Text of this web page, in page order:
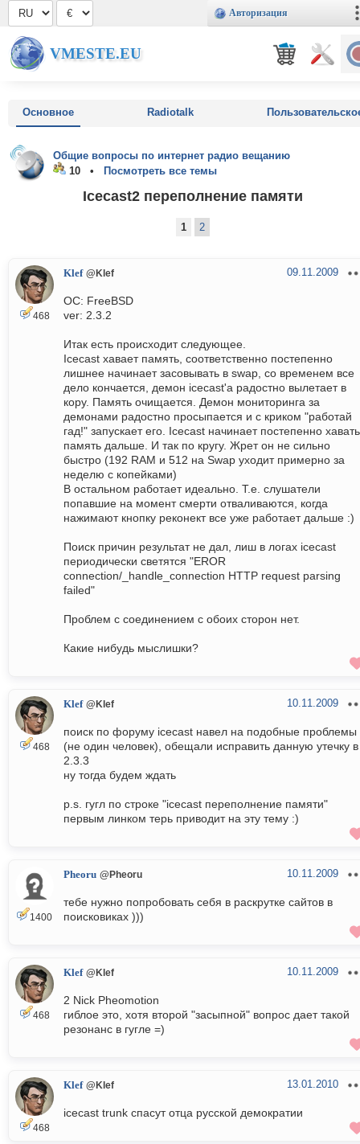
Авторизация
VMESTE.EU
Основное Radiotalk
Общие вопросы по интернет радио вещанию
10 •
Посмотреть все темы
Icecast2 переполнение памяти
1 2
468
Klef @Klef 09.11.2009
ОС: FreeBSD
ver: 2.3.2
Итак есть происходит следующее.
Icecast хавает память, соответственно постепенно
лишнее начинает засовывать в swap, со временем все
дело кончается, демон icecast'а радостно вылетает в
кору. Память очищается. Демон мониторинга за
демонами радостно просыпается и с криком "работай
гад!" запускает его. Icecast начинает постепенно хавать
память дальше. И так по кругу. Жрет он не сильно
быстро (192 RAM и 512 на Swap уходит примерно за
неделю с копейками)
В остальном работает идеально. Т.е. слушатели
попавшие на момент смерти отваливаются, когда
нажимают кнопку реконект все уже работает дальше :)
Поиск причин результат не дал, лиш в логах icecast
периодически светятся "EROR
connection/_handle_connection HTTP request parsing
failed"
Проблем с соединением с обоих сторон нет.
Какие нибудь мыслишки?
468
Klef @Klef 10.11.2009
поиск по форуму icecast навел на подобные проблемы
(не один человек), обещали исправить данную утечку в
2.3.3
ну тогда будем ждать
p.s. гугл по строке "icecast переполнение памяти"
первым линком терь приводит на эту тему :)
1400
Pheoru @Pheoru 10.11.2009
тебе нужно попробовать себя в раскрутке сайтов в
поисковиках )))
468
Klef @Klef 10.11.2009
2 Nick Pheomotion
гиблое это, хотя второй "засыпной" вопрос дает такой
резонанс в гугле =)
468
Klef @Klef 13.01.2010
icecast trunk спасут отца русской демократии